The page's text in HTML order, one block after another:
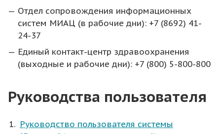
Отдел сопровождения информационных
систем МИАЦ (в рабочие дни): +7 (8692) 41-
24-37
Единый контакт-центр здравоохранения
(выходные и рабочие дни): +7 (800) 5-800-800
Руководства пользователя
Руководство пользователя системы